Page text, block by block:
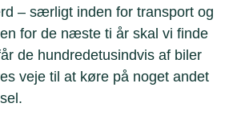
– særligt inden for transport og
for de næste ti år skal vi finde
de hundredetusindvis af biler
veje til at køre på noget andet